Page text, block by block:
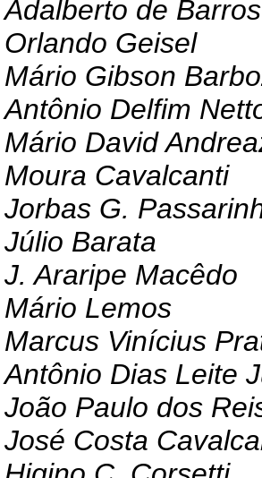
Adalberto de
Orlando Geisel
Mário Gibson
Antônio Delfim
Mário David
Moura Cavalcanti
Jorbas G.
Júlio Barata
J.Araripe Macêdo
Mário Lemos
Marcus Vinícius
Antônio Dias Leite
João Paulo dos
José Costa